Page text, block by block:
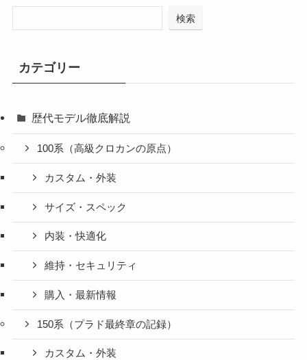
検索
カテゴリー
歴代モデル徹底解説
100系（高級クロカンの原点）
カスタム・外装
サイズ・スペック
内装・快適化
維持・セキュリティ
購入・最新情報
150系（プラド最終章の記録）
カスタム・外装